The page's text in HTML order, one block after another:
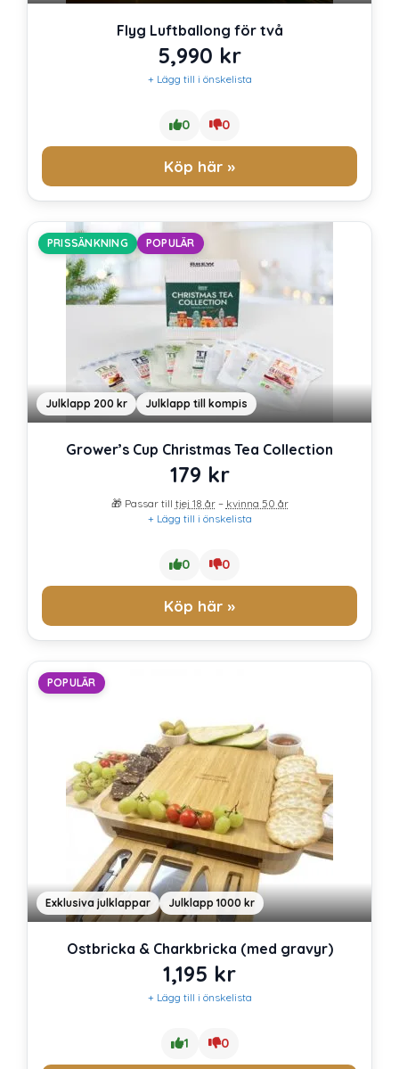
Flyg Luftballong för två
5,990 kr
+ Lägg till i önskelista
0 0
Köp här »
PRISSÄNKNING POPULÄR
Julklapp 200 kr Julklapp till kompis
Grower’s Cup Christmas Tea Collection
179 kr
🎁 Passar till tjej 18 år– kvinna 50 år
+ Lägg till i önskelista
0 0
Köp här »
POPULÄR
Exklusiva julklappar Julklapp 1000 kr
Ostbricka & Charkbricka (med gravyr)
1,195 kr
+ Lägg till i önskelista
1 0